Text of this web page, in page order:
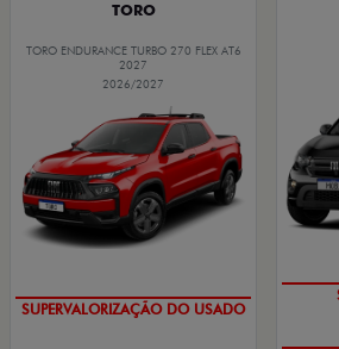
TORO
TORO ENDURANCE TURBO 270 FLEX AT6
2027
2026/2027
COM USADO NA TROCA